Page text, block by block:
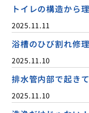
トイレの構造から
2025.11.11
浴槽のひび割れ修
2025.11.10
排水管内部で起き
2025.11.10